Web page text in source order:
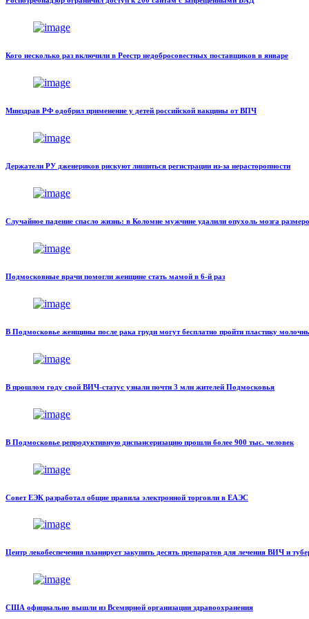
Кого несколько раз включили в Реестр недобросовестных поставщиков в январе
Минздрав РФ одобрил применение у детей российской вакцины от ВПЧ
Держатели РУ дженериков рискуют лишиться регистрации из-за нерасторопности
Случайное падение спасло жизнь: в Коломне мужчине удалили опухоль мозга
Подмосковные врачи помогли женщине стать мамой в 6-й раз
В Подмосковье женщины после рака груди могут бесплатно пройти пластику
В прошлом году свой ВИЧ-статус узнали почти 3 млн жителей Подмосковья
В Подмосковье репродуктивную диспансеризацию прошли более 900 тыс. человек
Совет ЕЭК разработал общие правила электронной торговли в ЕАЭС
Центр лекобеспечения планирует закупить десять препаратов для лечения ВИЧ и
США официально вышли из Всемирной организации здравоохранения